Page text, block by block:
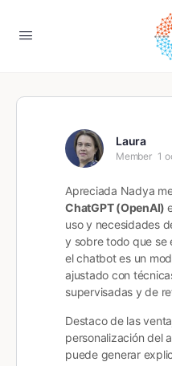
Laura
Member 1
Apreciada Nadya
ChatGPT (OpenAI)
uso y necesidades
y sobre todo que se
el chatbot es un
ajustado con
supervisadas y de
Destaco de las
personalización del
puede generar